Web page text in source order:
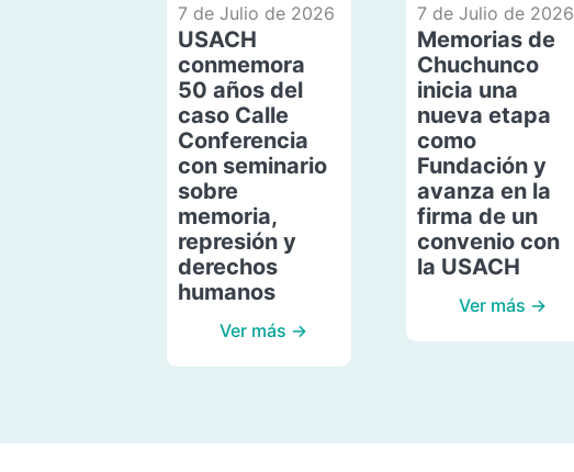
7 de Julio de 2026
USACH
conmemora
50 años del
caso Calle
Conferencia
con seminario
sobre
memoria,
represión y
derechos
humanos
Ver más →
7 de Julio de 2026
Memorias de
Chuchunco
inicia una
nueva etapa
como
Fundación y
avanza en la
firma de un
convenio con
la USACH
Ver más →